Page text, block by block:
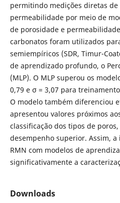
permitindo medições diretas
permeabilidade por meio de
de porosidade e
carbonatos foram utilizados
semiempíricos (SDR, Timur-
de aprendizado profundo, o
(MLP). O MLP superou os
0,79 e σ = 3,07 para
O modelo também diferenciou
apresentou valores próximos
classificação dos tipos de
desempenho superior. Assim,
RMN com modelos de
significativamente a
Downloads